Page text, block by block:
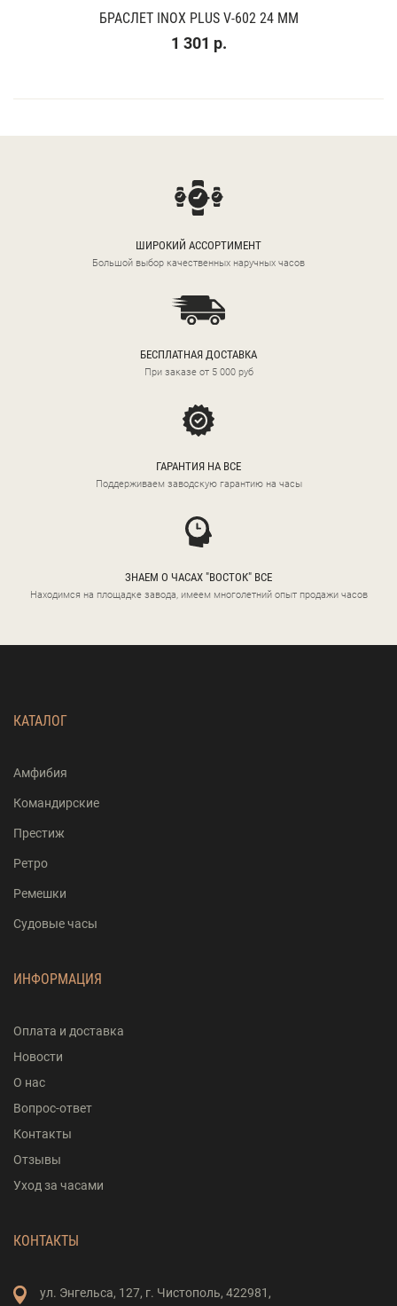
БРАСЛЕТ INOX PLUS V-602 24 ММ
1 301 р.
ШИРОКИЙ АССОРТИМЕНТ
Большой выбор качественных наручных часов
БЕСПЛАТНАЯ ДОСТАВКА
При заказе от 5 000 руб
ГАРАНТИЯ НА ВСЕ
Поддерживаем заводскую гарантию на часы
ЗНАЕМ О ЧАСАХ "ВОСТОК" ВСЕ
Находимся на площадке завода, имеем многолетний опыт продажи часов
КАТАЛОГ
Амфибия
Командирские
Престиж
Ретро
Ремешки
Судовые часы
ИНФОРМАЦИЯ
Оплата и доставка
Новости
О нас
Вопрос-ответ
Контакты
Отзывы
Уход за часами
КОНТАКТЫ
ул. Энгельса, 127, г. Чистополь, 422981,